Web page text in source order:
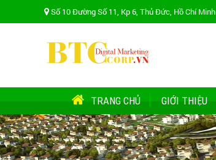
Số 10 Đường Số 11, Kp 6, Thủ Đức, Hồ Chí Minh
TRANG CHỦ GIỚI THIỆU